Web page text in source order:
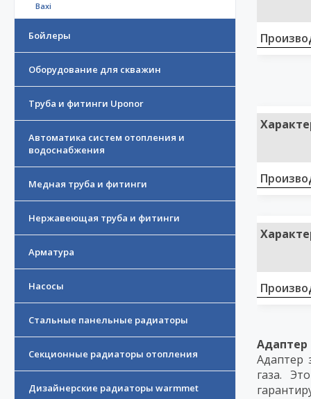
Baxi
Бойлеры
Оборудование для скважин
Труба и фитинги Uponor
Автоматика систем отопления и
водоснабжения
Медная труба и фитинги
Нержавеющая труба и фитинги
Арматура
Насосы
Стальные панельные радиаторы
Секционные радиаторы отопления
Дизайнерские радиаторы warmmet
Адаптер
Адаптер
газа.